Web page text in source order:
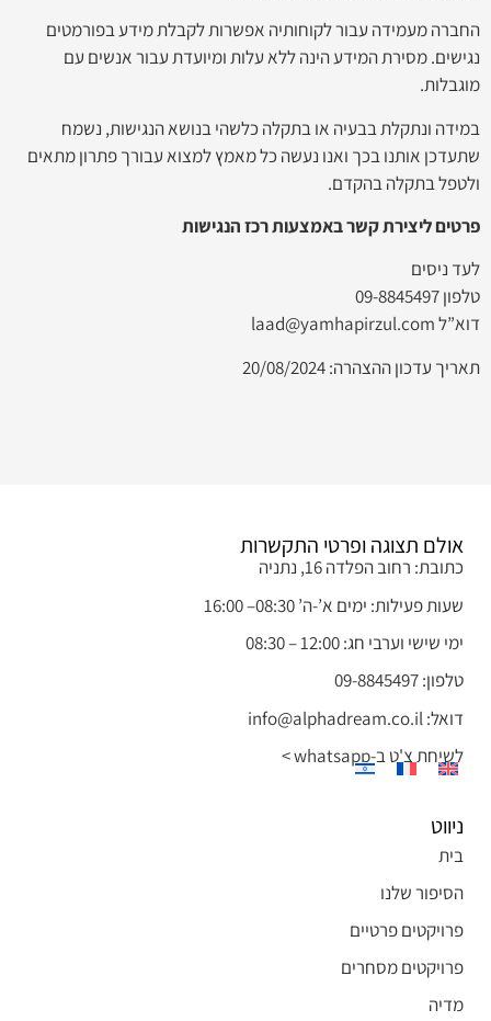
החברה מעמידה עבור לקוחותיה אפשרות לקבלת מידע בפורמטים
נגישים. מסירת המידע הינה ללא עלות ומיועדת עבור אנשים עם
מוגבלות.
במידה ונתקלת בבעיה או בתקלה כלשהי בנושא הנגישות, נשמח
שתעדכן אותנו בכך ואנו נעשה כל מאמץ למצוא עבורך פתרון מתאים
ולטפל בתקלה בהקדם.
פרטים ליצירת קשר באמצעות רכז הנגישות
לעד ניסים
טלפון 09-8845497
דוא”ל laad@yamhapirzul.com
תאריך עדכון ההצהרה: 20/08/2024
אולם תצוגה ופרטי התקשרות
כתובת: רחוב הפלדה 16, נתניה
שעות פעילות: ימים א’-ה’ 08:30– 16:00
ימי שישי וערבי חג: 12:00 – 08:30
טלפון: 09-8845497
דואל: info@alphadream.co.il
לשיחת צ'ט ב-whatsapp >
ניווט
בית
הסיפור שלנו
פרויקטים פרטיים
פרויקטים מסחרים
מדיה